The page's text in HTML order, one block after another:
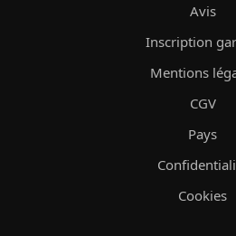
Avis
Inscription
Mentions
CGV
Pays
Cookies